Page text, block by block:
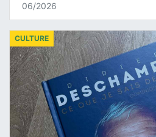
06/2026
CULTURE